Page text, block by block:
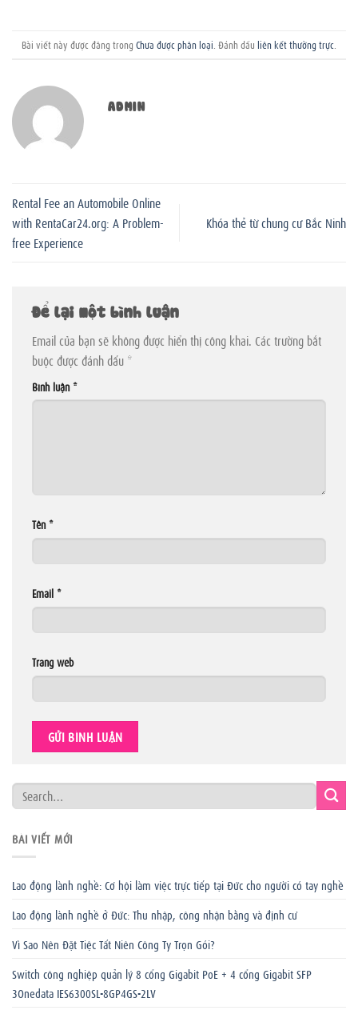
Bài viết này được đăng trong Chưa được phân loại . Đánh dấu liên kết thường trực
ADMIN
Rental Fee an Automobile Online
with RentaCar24.org: A Problem-
free Experience
Khóa thẻ từ chung cư Bắc Ninh
Để lại một bình luận
Email của bạn sẽ không được hiển thị công khai. Các trường bắt
buộc được đánh dấu *
Bình luận *
Tên *
Email *
Trang web
BÀI VIẾT MỚI
Lao động lành nghề: Cơ hội làm việc trực tiếp tại Đức cho người có tay nghề
Lao động lành nghề ở Đức: Thu nhập, công nhận bằng và định cư
Vì Sao Nên Đặt Tiệc Tất Niên Công Ty Trọn Gói?
Switch công nghiệp quản lý 8 cổng Gigabit PoE + 4 cổng Gigabit SFP
3Onedata IES6300SL-8GP4GS-2LV